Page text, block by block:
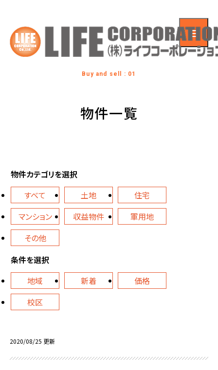
Buy and sell : 01
物件一覧
物件カテゴリを選択
すべて
土地
住宅
マンション
収益物件
軍用地
その他
条件を選択
地域
新着
価格
校区
2020/08/25 更新